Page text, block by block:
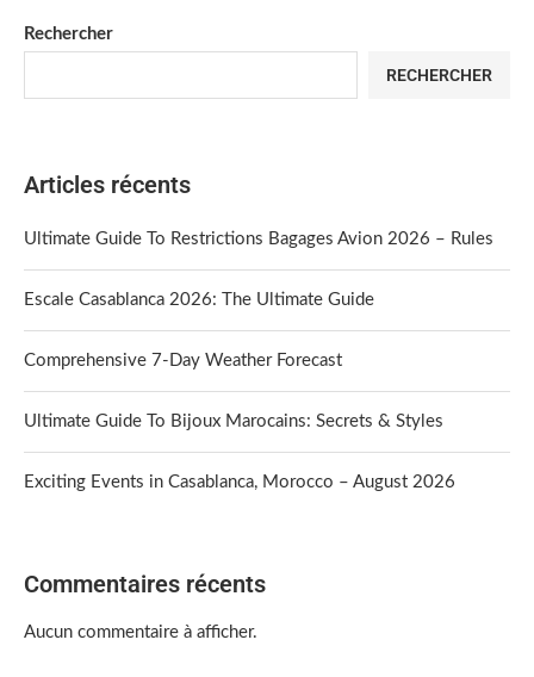
Rechercher
RECHERCHER
Articles récents
Ultimate Guide To Restrictions Bagages Avion 2026 – Rules
Escale Casablanca 2026: The Ultimate Guide
Comprehensive 7-Day Weather Forecast
Ultimate Guide To Bijoux Marocains: Secrets & Styles
Exciting Events in Casablanca, Morocco – August 2026
Commentaires récents
Aucun commentaire à afficher.